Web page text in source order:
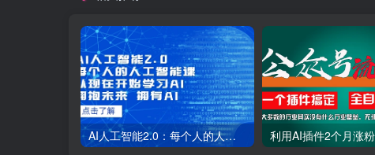
AI人工智能2.0：每个人的人工智能课：从现在开始学习AI（38节课）